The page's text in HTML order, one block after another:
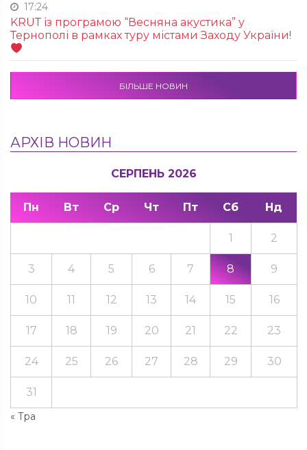
17:24
KRUТ із програмою “Весняна акустика” у
Тернополі в рамках туру містами Заходу України!
БІЛЬШЕ НОВИН
АРХІВ НОВИН
СЕРПЕНЬ 2026
Пн Вт Ср Чт Пт Сб Нд
« Тра
1 2
3 4 5 6 7 8 9
10 11 12 13 14 15 16
17 18 19 20 21 22 23
24 25 26 27 28 29 30
31